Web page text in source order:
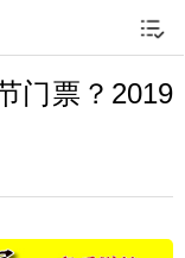
门票？2019